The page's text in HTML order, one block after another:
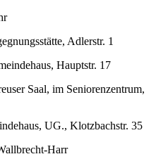
Adlerstr. 1
Hauptstr. 17
Saal, im Seniorenzentrum,
UG., Klotzbachstr. 35
Harr